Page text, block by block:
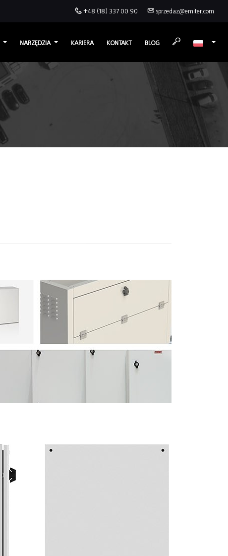
+48 (18) 337 00 90 sprzedaz@emiter.com
NARZĘDZIA KARIERA KONTAKT BLOG